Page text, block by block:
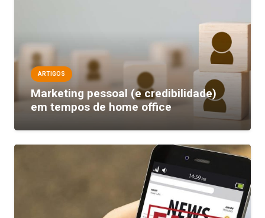
ARTIGOS
Marketing pessoal (e credibilidade)
em tempos de home office